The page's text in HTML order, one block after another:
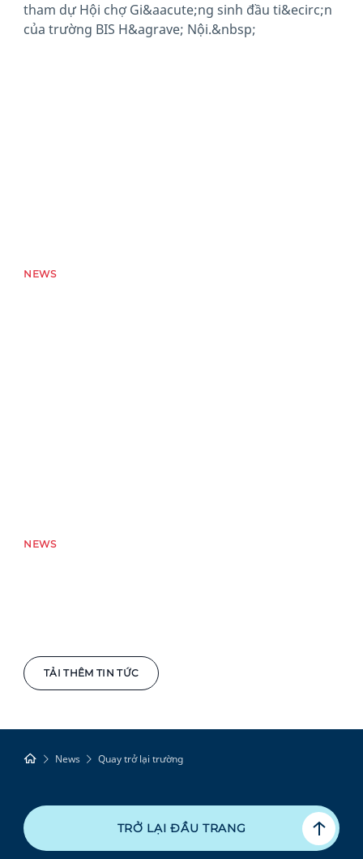
TẢI THÊM TIN TỨC
tham dự Hội chợ Gi&aacute;ng sinh đầu ti&ecirc;n
của trường BIS H&agrave; Nội.&nbsp;
NEWS
NEWS
News Quay trở lại trường
TRỞ LẠI ĐẦU TRANG